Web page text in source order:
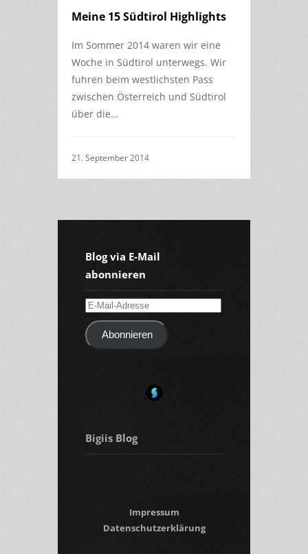
Meine 15 Südtirol Highlights
Im Sommer 2014 waren wir eine
Woche in Südtirol unterwegs. Wir
fuhren beim westlichsten Pass
zwischen Österreich und Südtirol
über die…
21. September 2014
Blog via E-Mail
abonnieren
E-
Mail-
AdresseAbonnieren
Bigiis Blog
Impressum
Datenschutzerklärung